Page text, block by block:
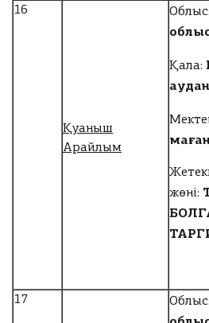
16
Қуаныш
Арайлым
Облыс:
Қала:
жөні:
17 Облыс: